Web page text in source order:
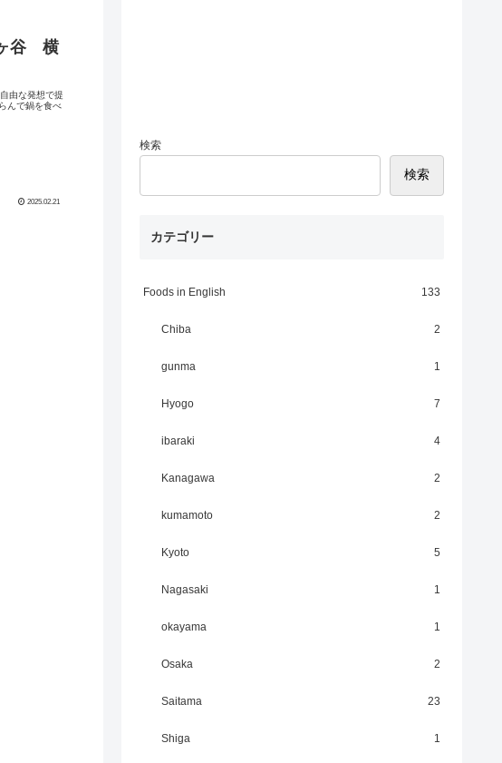
ヶ谷 横
由な発想で提
んで鍋を食べ
2025.02.21
検索
検索
カテゴリー
Foods in English 133
Chiba 2
gunma 1
Hyogo 7
ibaraki 4
Kanagawa 2
kumamoto 2
Kyoto 5
Nagasaki 1
okayama 1
Osaka 2
Saitama 23
Shiga 1